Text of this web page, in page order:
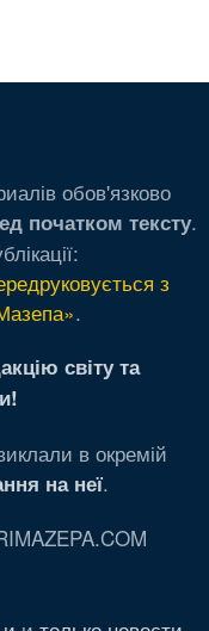
обов'язково
початком тексту.
з
.
світу та
в окремій
на неї.